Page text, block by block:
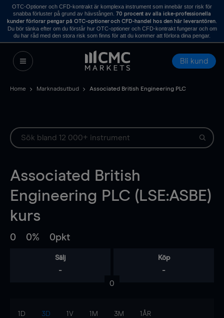
OTC-Optioner och CFD-kontrakt är komplexa instrument som innebär stor risk för
snabba förluster på grund av hävstången. 70 procent av alla icke-professionella
kunder förlorar pengar på OTC-optioner och CFD-handel hos den här leverantören.
Du bör tänka efter om du förstår hur OTC-optioner och CFD-kontrakt fungerar och om
du har råd med den stora risk som finns för att du kommer att förlora dina pengar.
Bli kund
Home Marknadsutbud Associated British Engineering PLC
Associated British
Engineering PLC (LSE:ASBE)
kurs
0 0% 0pkt
Sälj
-
Köp
-
0
1D 3D 1V 1M 3M 1ÅR